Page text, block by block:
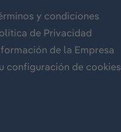
y condiciones
de Privacidad
de la Empresa
configuración de cookies